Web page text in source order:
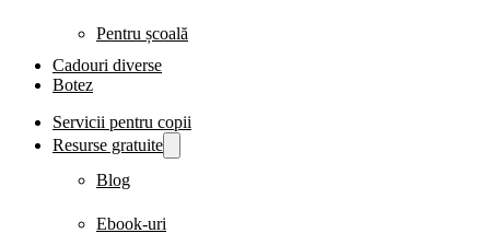
Pentru școală
Cadouri diverse
Botez
Servicii pentru copii
Resurse gratuite
Blog
Ebook-uri